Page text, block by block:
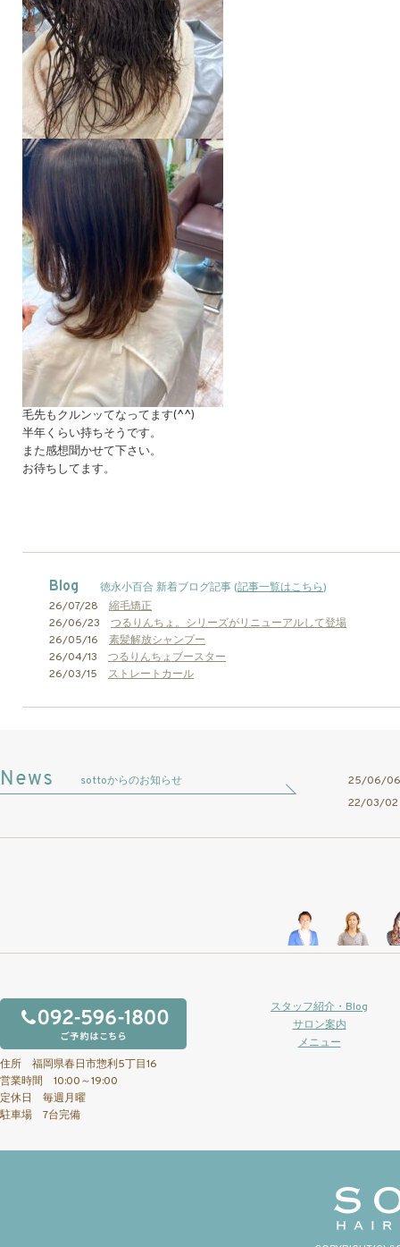
毛先もクルンッてなってます(^^)
半年くらい持ちそうです。
また感想聞かせて下さい。
お待ちしてます。
Blog 徳永小百合 新着ブログ記事 (記事一覧はこちら)
26/07/28 縮毛矯正
26/06/23 つるりんちょ。シリーズがリニューアルして登場
26/05/16 素髪解放シャンプー
26/04/13 つるりんちょブースター
26/03/15 ストレートカール
sottoからのお知らせ
25/06/
22/03/
住所 福岡県春日市惣利5丁目16
営業時間 10:00～19:00
定休日 毎週月曜
駐車場 7台完備
スタッフ紹介・Blog
サロン案内
メニュー